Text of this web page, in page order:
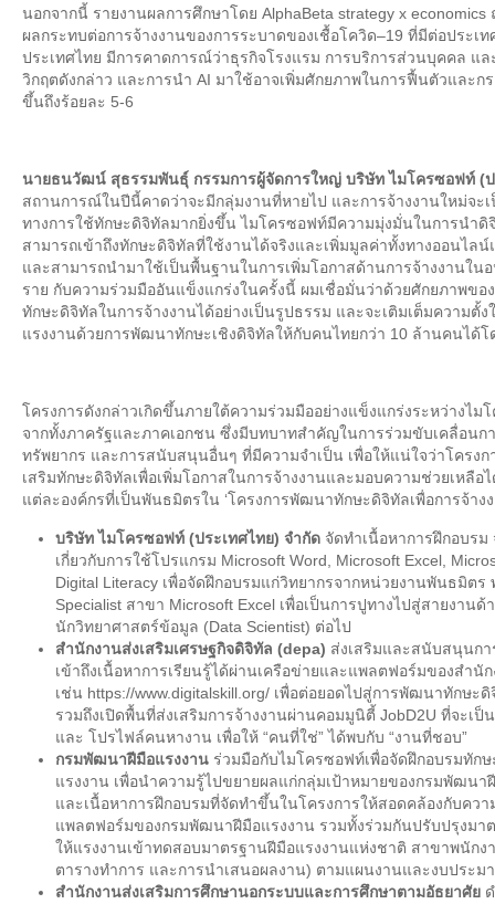
นอกจากนี้ รายงานผลการศึกษาโดย AlphaBeta strategy x
ผลกระทบต่อการจ้างงานของการระบาดของเชื้อโควิด–19 ที่มีต่อประเ
ประเทศไทย มีการคาดการณ์ว่าธุรกิจโรงแรม การบริการส่วนบุคคล แ
วิกฤตดังกล่าว และการนำ AI มาใช้อาจเพิ่มศักยภาพในการฟื้นตัวและก
ขึ้นถึงร้อยละ 5-6
นายธนวัฒน์ สุธรรมพันธุ์ กรรมการผู้จัดการใหญ่ บริษัท ไมโครซอฟท์ (ป
สถานการณ์ในปีนี้คาดว่าจะมีกลุ่มงานที่หายไป และการจ้างงานใหม่จะ
ทางการใช้ทักษะดิจิทัลมากยิ่งขึ้น ไมโครซอฟท์มีความมุ่งมั่นในการนำ
สามารถเข้าถึงทักษะดิจิทัลที่ใช้งานได้จริงและเพิ่มมูลค่าทั้งทางออนไล
และสามารถนำมาใช้เป็นพื้นฐานในการเพิ่มโอกาสด้านการจ้างงานใ
ราย กับความร่วมมืออันแข็งแกร่งในครั้งนี้ ผมเชื่อมั่นว่าด้วยศักยภาพข
ทักษะดิจิทัลในการจ้างงานได้อย่างเป็นรูปธรรม และจะเติมเต็มความตั้ง
แรงงานด้วยการพัฒนาทักษะเชิงดิจิทัลให้กับคนไทยกว่า 10 ล้านคนได้โ
โครงการดังกล่าวเกิดขึ้นภายใต้ความร่วมมืออย่างแข็งแกร่งระหว่าง
จากทั้งภาครัฐและภาคเอกชน ซึ่งมีบทบาทสำคัญในการร่วมขับเคลื่อนก
ทรัพยากร และการสนับสนุนอื่นๆ ที่มีความจำเป็น เพื่อให้แน่ใจว่าโครง
เสริมทักษะดิจิทัลเพื่อเพิ่มโอกาสในการจ้างงานและมอบความช่วยเหลื
แต่ละองค์กรที่เป็นพันธมิตรใน ‘โครงการพัฒนาทักษะดิจิทัลเพื่อการจ้า
บริษัท ไมโครซอฟท์ (ประเทศไทย) จำกัด จัดทำเนื้อหาการฝึกอบร
เกี่ยวกับการใช้โปรแกรม Microsoft Word, Microsoft Excel,
Digital Literacy เพื่อจัดฝึกอบรมแก่วิทยากรจากหน่วยงานพันธมิตร
Specialist สาขา Microsoft Excel เพื่อเป็นการปูทางไปสู่สายงาน
นักวิทยาศาสตร์ข้อมูล (Data Scientist) ต่อไป
สำนักงานส่งเสริมเศรษฐกิจดิจิทัล (depa) ส่งเสริมและสนับสนุนก
เข้าถึงเนื้อหาการเรียนรู้ได้ผ่านเครือข่ายและแพลตฟอร์มของสำนั
เช่น https://www.digitalskill.org/ เพื่อต่อยอดไปสู่การพัฒนาทักษ
รวมถึงเปิดพื้นที่ส่งเสริมการจ้างงานผ่านคอมมูนิตี้ JobD2U ที่จะเ
และ โปรไฟล์คนหางาน เพื่อให้ “คนที่ใช่” ได้พบกับ “งานที่ชอบ”
กรมพัฒนาฝีมือแรงงาน ร่วมมือกับไมโครซอฟท์เพื่อจัดฝึกอบรมทัก
แรงงาน เพื่อนำความรู้ไปขยายผลแก่กลุ่มเป้าหมายของกรมพัฒน
และเนื้อหาการฝึกอบรมที่จัดทำขึ้นในโครงการให้สอดคล้องกับคว
แพลตฟอร์มของกรมพัฒนาฝีมือแรงงาน รวมทั้งร่วมกันปรับปรุงมา
ให้แรงงานเข้าทดสอบมาตรฐานฝีมือแรงงานแห่งชาติ สาขาพนักง
ตารางทำการ และการนำเสนอผลงาน) ตามแผนงานและงบประม
สำนักงานส่งเสริมการศึกษานอกระบบและการศึกษาตามอัธยาศัย